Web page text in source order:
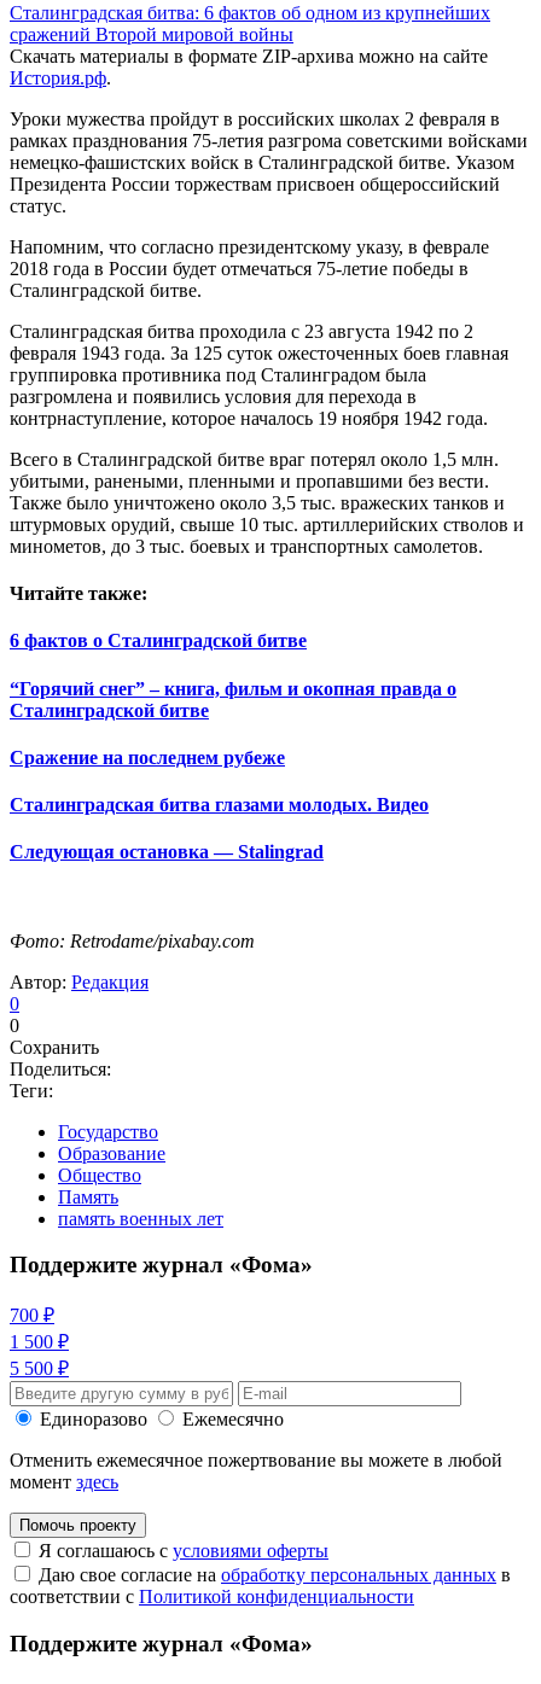
Сталинградская битва: 6 фактов об одном из крупнейших
сражений Второй мировой войны
Скачать материалы в формате ZIP-архива можно на сайте
История.рф.
Уроки мужества пройдут в российских школах 2 февраля в
рамках празднования 75-летия разгрома советскими войсками
немецко-фашистских войск в Сталинградской битве. Указом
Президента России торжествам присвоен общероссийский
статус.
Напомним, что согласно президентскому указу, в феврале
2018 года в России будет отмечаться 75-летие победы в
Сталинградской битве.
Сталинградская битва проходила с 23 августа 1942 по 2
февраля 1943 года. За 125 суток ожесточенных боев главная
группировка противника под Сталинградом была
разгромлена и появились условия для перехода в
контрнаступление, которое началось 19 ноября 1942 года.
Всего в Сталинградской битве враг потерял около 1,5 млн.
убитыми, ранеными, пленными и пропавшими без вести.
Также было уничтожено около 3,5 тыс. вражеских танков и
штурмовых орудий, свыше 10 тыс. артиллерийских стволов и
минометов, до 3 тыс. боевых и транспортных самолетов.
Читайте также:
6 фактов о Сталинградской битве
“Горячий снег” – книга, фильм и окопная правда о
Сталинградской битве
Сражение на последнем рубеже
Сталинградская битва глазами молодых. Видео
Следующая остановка — Stalingrad
Фото: Retrodame/pixabay.com
Автор: Редакция
0
0
Сохранить
Поделиться:
Теги:
Государство
Образование
Общество
Память
память военных лет
Поддержите журнал «Фома»
700 ₽
1 500 ₽
5 500 ₽
Единоразово
Ежемесячно
Отменить ежемесячное пожертвование вы можете в любой
момент здесь
Помочь проекту
Я соглашаюсь с условиями оферты
Даю свое согласие на обработку персональных данных в
соответствии с Политикой конфиденциальности
Поддержите журнал «Фома»